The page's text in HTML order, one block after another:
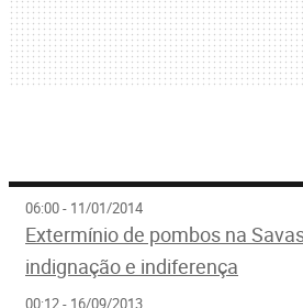
06:00 - 11/01/2014
Extermínio de pombos na
indignação e indiferença
00:12 - 16/09/2013